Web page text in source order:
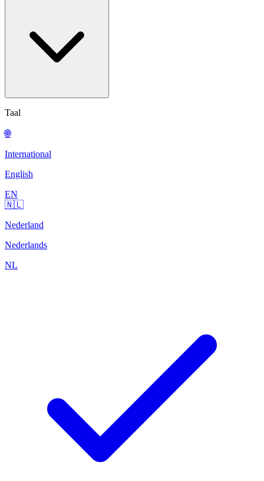
Taal
🌐
International
English
EN
🇳🇱
Nederland
Nederlands
NL